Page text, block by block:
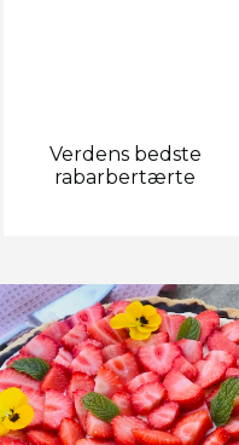
Verdens bedste
rabarbertærte